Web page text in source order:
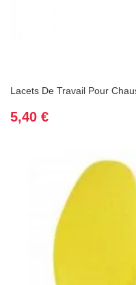
Lacets De Travail Pour
Prix
5,40 €